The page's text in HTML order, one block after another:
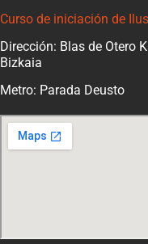
Curso de iniciación de
Dirección: Blas de Otero
Bizkaia
Metro: Parada Deusto